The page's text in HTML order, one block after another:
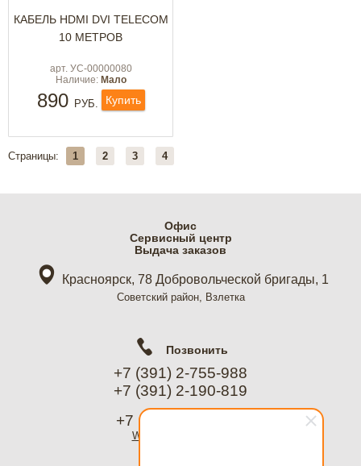
КАБЕЛЬ HDMI DVI TELECOM
10 МЕТРОВ
арт. УС-00000080
Наличие: Мало
890 РУБ. Купить
Страницы: 1 2 3 4
Офис
Cервисный центр
Выдача заказов
Красноярск, 78 Добровольческой бригады, 1
Советский район, Взлетка
Позвонить
+7 (391) 2-755-988
+7 (391) 2-190-819
+7 (967) 612-8988
WhatsApp